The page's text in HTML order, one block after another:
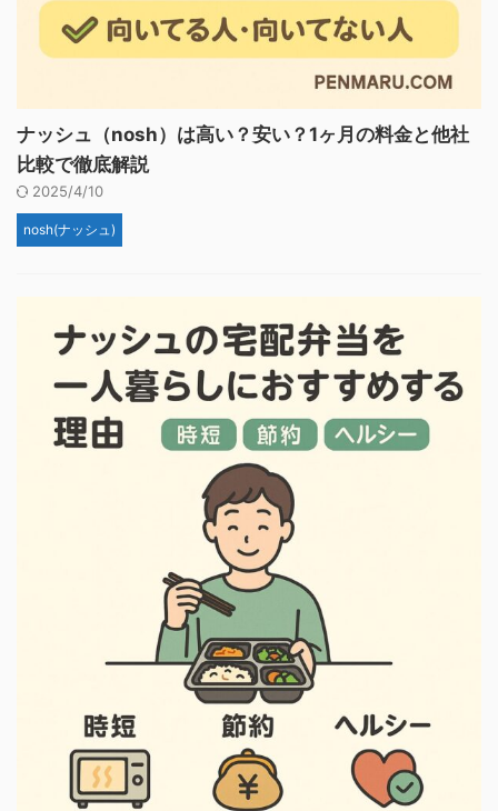
ナッシュ（nosh）は高い？安い？1ヶ月の料金と他社
比較で徹底解説
2025/4/10
nosh(ナッシュ)